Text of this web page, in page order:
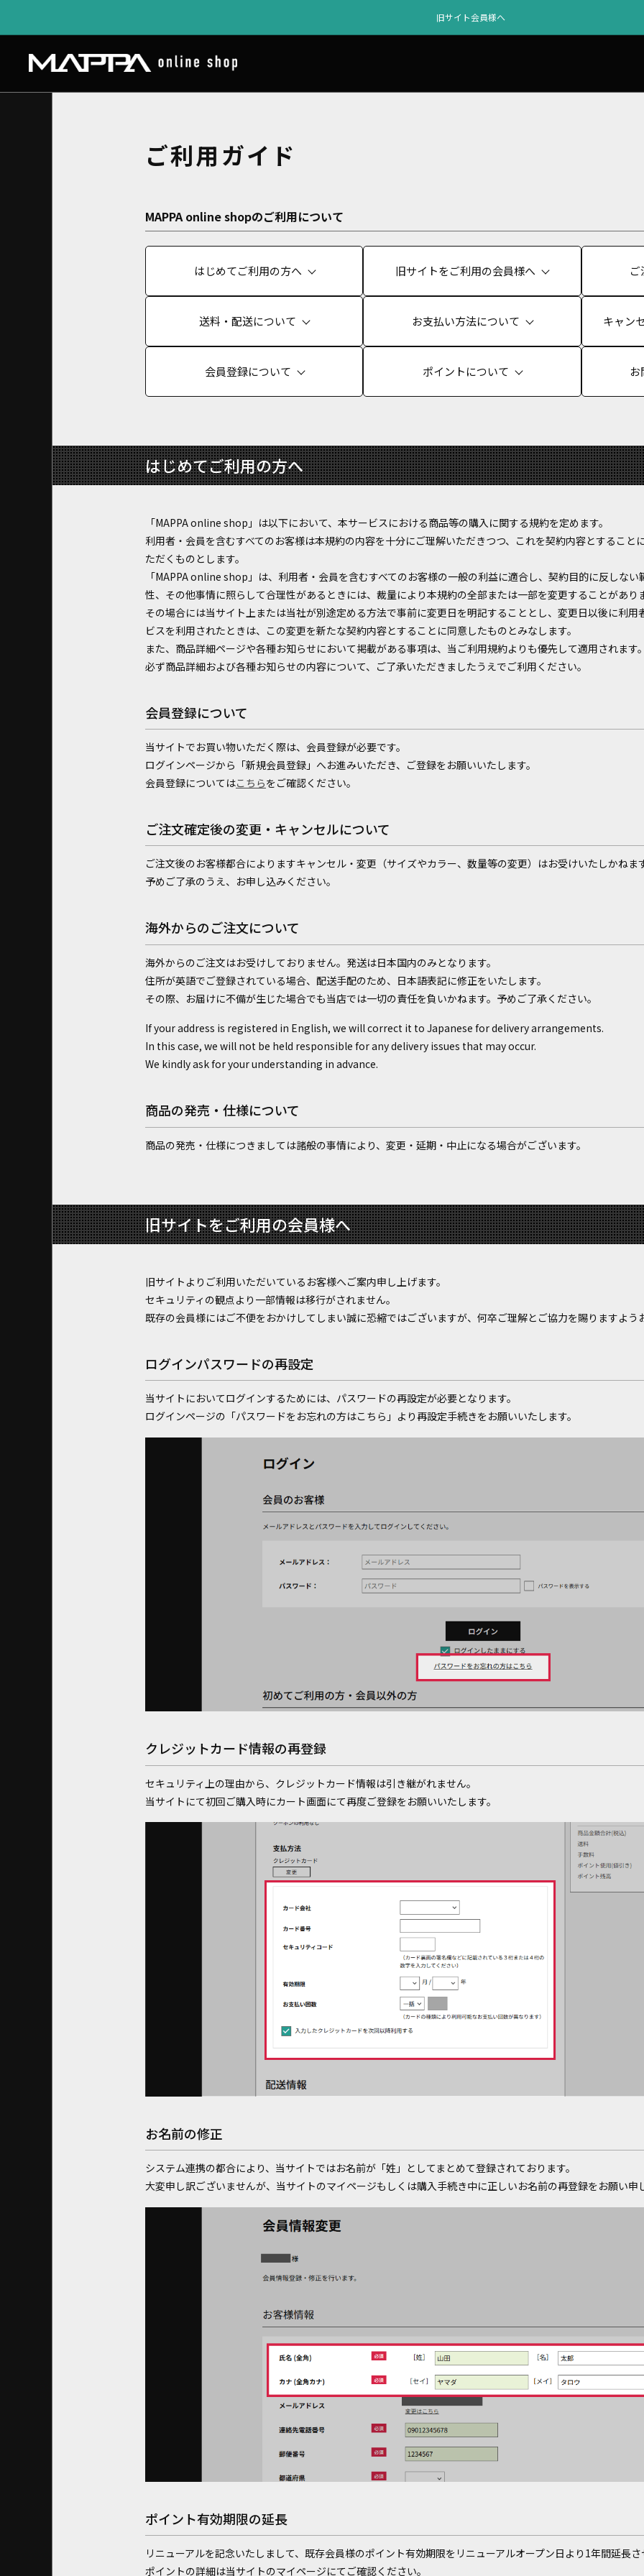
旧サイト会員様へ
ご利用ガイド
MAPPA online shopのご利用について
はじめてご利用の方へ 旧サイトをご利用の会員様へ
送料・配送について お支払い方法について キャン
会員登録について ポイントについて
はじめてご利用の方へ
「MAPPA online shop」は以下において、本サービスにおける商品等の購入に関する規約を定めます。
利用者・会員を含むすべてのお客様は本規約の内容を十分にご理解いただきつつ、これを契約内容とすること
ただくものとします。
「MAPPA online shop」は、利用者・会員を含むすべてのお客様の一般の利益に適合し、契約目的に反しな
性、その他事情に照らして合理性があるときには、裁量により本規約の全部または一部を変更することがあり
その場合には当サイト上または当社が別途定める方法で事前に変更日を明記することとし、変更日以後に利
ビスを利用されたときは、この変更を新たな契約内容とすることに同意したものとみなします。
また、商品詳細ページや各種お知らせにおいて掲載がある事項は、当ご利用規約よりも優先して適用されます
必ず商品詳細および各種お知らせの内容について、ご了承いただきましたうえでご利用ください。
会員登録について
当サイトでお買い物いただく際は、会員登録が必要です。
ログインページから「新規会員登録」へお進みいただき、ご登録をお願いいたします。
会員登録についてはこちらをご確認ください。
ご注文確定後の変更・キャンセルについて
ご注文後のお客様都合によりますキャンセル・変更（サイズやカラー、数量等の変更）はお受けいたしかねま
予めご了承のうえ、お申し込みください。
海外からのご注文について
海外からのご注文はお受けしておりません。発送は日本国内のみとなります。
住所が英語でご登録されている場合、配送手配のため、日本語表記に修正をいたします。
その際、お届けに不備が生じた場合でも当店では一切の責任を負いかねます。予めご了承ください。
If your address is registered in English, we will correct it to Japanese for delivery arrangements.
In this case, we will not be held responsible for any delivery issues that may occur.
We kindly ask for your understanding in advance.
商品の発売・仕様について
商品の発売・仕様につきましては諸般の事情により、変更・延期・中止になる場合がございます。
旧サイトをご利用の会員様へ
旧サイトよりご利用いただいているお客様へご案内申し上げます。
セキュリティの観点より一部情報は移行がされません。
既存の会員様にはご不便をおかけしてしまい誠に恐縮ではございますが、何卒ご理解とご協力を賜りますよう
ログインパスワードの再設定
当サイトにおいてログインするためには、パスワードの再設定が必要となります。
ログインページの「パスワードをお忘れの方はこちら」より再設定手続きをお願いいたします。
クレジットカード情報の再登録
セキュリティ上の理由から、クレジットカード情報は引き継がれません。
当サイトにて初回ご購入時にカート画面にて再度ご登録をお願いいたします。
お名前の修正
システム連携の都合により、当サイトではお名前が「姓」としてまとめて登録されております。
大変申し訳ございませんが、当サイトのマイページもしくは購入手続き中に正しいお名前の再登録をお願い申
ポイント有効期限の延長
リニューアルを記念いたしまして、既存会員様のポイント有効期限をリニューアルオープン日より1年間延長
ポイントの詳細は当サイトのマイページにてご確認ください。